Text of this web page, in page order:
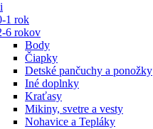
1 rok
6 rokov
Body
Čiapky
Detské pančuchy a ponožky
Iné doplnky
Kraťasy
Mikiny, svetre a vesty
Nohavice a Tepláky